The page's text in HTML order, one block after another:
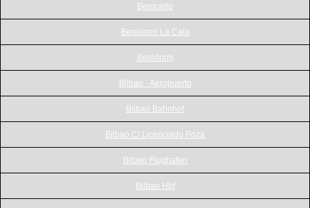
Benicarlo
Benidorm La Cala
Benidorm
Bilbao - Aeropuerto
Bilbao Bahnhof
Bilbao Cl Licenciado Poza
Bilbao Flughafen
Bilbao Hbf